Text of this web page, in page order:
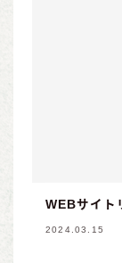
WEBサイト
2024.03.15